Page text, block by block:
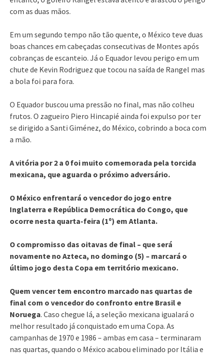
com as duas mãos.
Em um segundo tempo não tão quente, o México teve duas
boas chances em cabeçadas consecutivas de Montes após
cobranças de escanteio. Já o Equador levou perigo em um
chute de Kevin Rodriguez que tocou na saída de Rangel mas
a bola foi para fora.
O Equador buscou uma pressão no final, mas não colheu
frutos. O zagueiro Piero Hincapié ainda foi expulso por ter
se dirigido a Santi Giménez, do México, cobrindo a boca com
a mão.
A vitória por 2 a 0 foi muito comemorada pela torcida
mexicana, que aguarda o próximo adversário.
O México enfrentará o vencedor do jogo entre
Inglaterra e República Democrática do Congo, que
ocorre nesta quarta-feira (1º) em Atlanta.
O compromisso das oitavas de final – que será
novamente no Azteca, no domingo (5) – marcará o
último jogo desta Copa em território mexicano.
Quem vencer tem encontro marcado nas quartas de
final com o vencedor do confronto entre Brasil e
Noruega. Caso chegue lá, a seleção mexicana igualará o
melhor resultado já conquistado em uma Copa. As
campanhas de 1970 e 1986 – ambas em casa – terminaram
nas quartas, quando o México acabou eliminado por Itália e